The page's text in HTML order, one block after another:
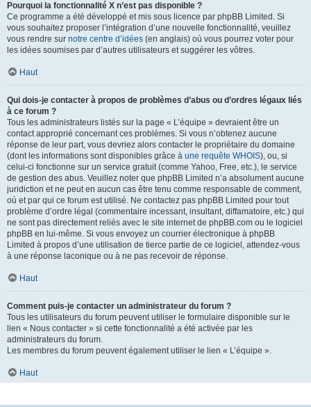
Pourquoi la fonctionnalité X n’est pas disponible ?
Ce programme a été développé et mis sous licence par phpBB Limited. Si
vous souhaitez proposer l’intégration d’une nouvelle fonctionnalité, veuillez
vous rendre sur notre centre d’idées (en anglais) où vous pourrez voter pour
les idées soumises par d’autres utilisateurs et suggérer les vôtres.
Haut
Qui dois-je contacter à propos de problèmes d’abus ou d’ordres légaux liés
à ce forum ?
Tous les administrateurs listés sur la page « L’équipe » devraient être un
contact approprié concernant ces problèmes. Si vous n’obtenez aucune
réponse de leur part, vous devriez alors contacter le propriétaire du domaine
(dont les informations sont disponibles grâce à une requête WHOIS), ou, si
celui-ci fonctionne sur un service gratuit (comme Yahoo, Free, etc.), le service
de gestion des abus. Veuillez noter que phpBB Limited n’a absolument aucune
juridiction et ne peut en aucun cas être tenu comme responsable de comment,
où et par qui ce forum est utilisé. Ne contactez pas phpBB Limited pour tout
problème d’ordre légal (commentaire incessant, insultant, diffamatoire, etc.) qui
ne sont pas directement reliés avec le site internet de phpBB.com ou le logiciel
phpBB en lui-même. Si vous envoyez un courrier électronique à phpBB
Limited à propos d’une utilisation de tierce partie de ce logiciel, attendez-vous
à une réponse laconique ou à ne pas recevoir de réponse.
Haut
Comment puis-je contacter un administrateur du forum ?
Tous les utilisateurs du forum peuvent utiliser le formulaire disponible sur le
lien « Nous contacter » si cette fonctionnalité a été activée par les
administrateurs du forum.
Les membres du forum peuvent également utiliser le lien « L’équipe ».
Haut